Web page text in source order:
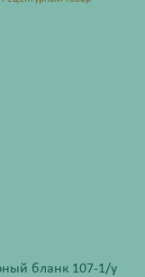
бланк 107-1/у